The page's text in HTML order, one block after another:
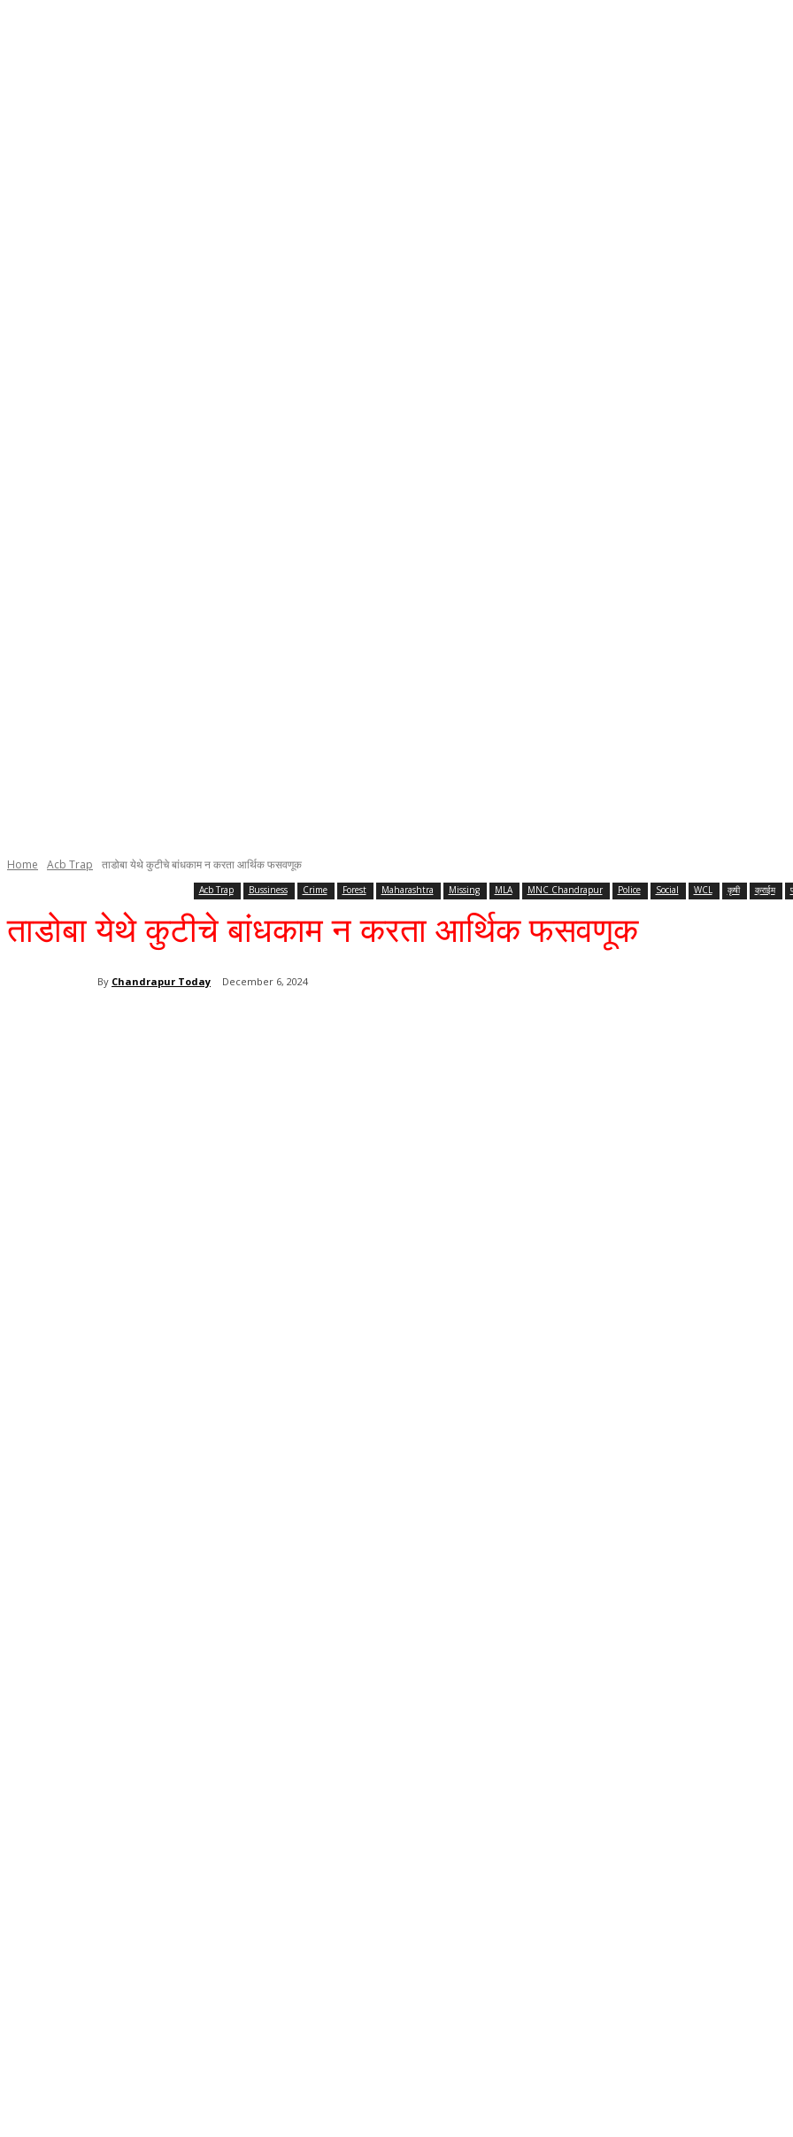
Home Acb Trap ताडोबा येथे कुटीचे बांधकाम न करता आर्थिक फसवणूक
Acb Trap Bussiness Crime Forest Maharashtra Missing MLA MNC Chandrapur Police Social WCL कृषी क्राईम
ताडोबा येथे कुटीचे बांधकाम न करता आर्थिक फसवणूक
By Chandrapur Today December 6, 2024